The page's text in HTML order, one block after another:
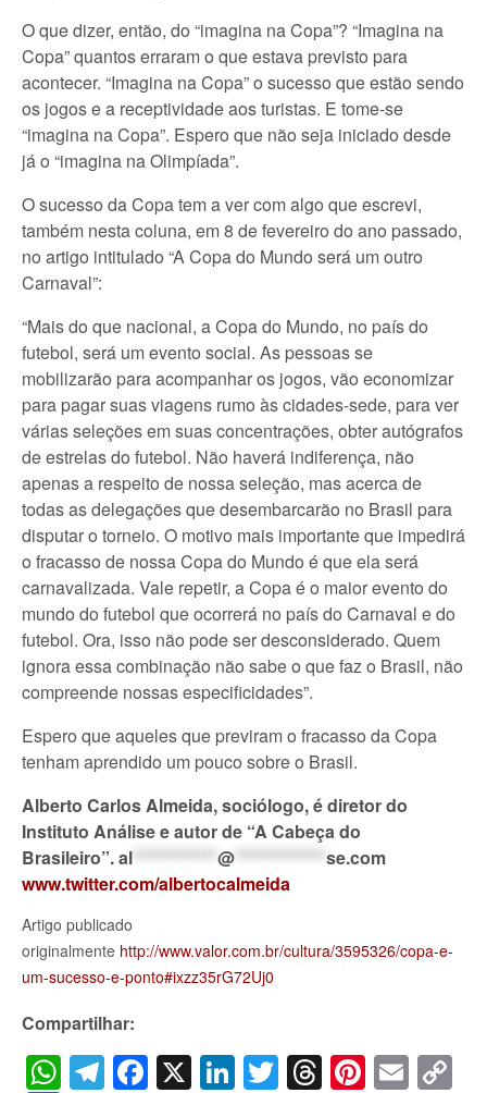
O que dizer, então, do “imagina na Copa”? “Imagina na
Copa” quantos erraram o que estava previsto para
acontecer. “Imagina na Copa” o sucesso que estão sendo
os jogos e a receptividade aos turistas. E tome-se
“imagina na Copa”. Espero que não seja iniciado desde
já o “imagina na Olimpíada”.
O sucesso da Copa tem a ver com algo que escrevi,
também nesta coluna, em 8 de fevereiro do ano passado,
no artigo intitulado “A Copa do Mundo será um outro
Carnaval”:
“Mais do que nacional, a Copa do Mundo, no país do
futebol, será um evento social. As pessoas se
mobilizarão para acompanhar os jogos, vão economizar
para pagar suas viagens rumo às cidades-sede, para ver
várias seleções em suas concentrações, obter autógrafos
de estrelas do futebol. Não haverá indiferença, não
apenas a respeito de nossa seleção, mas acerca de
todas as delegações que desembarcarão no Brasil para
disputar o torneio. O motivo mais importante que impedirá
o fracasso de nossa Copa do Mundo é que ela será
carnavalizada. Vale repetir, a Copa é o maior evento do
mundo do futebol que ocorrerá no país do Carnaval e do
futebol. Ora, isso não pode ser desconsiderado. Quem
ignora essa combinação não sabe o que faz o Brasil, não
compreende nossas especificidades”.
Espero que aqueles que previram o fracasso da Copa
tenham aprendido um pouco sobre o Brasil.
Alberto Carlos Almeida, sociólogo, é diretor do
Instituto Análise e autor de “A Cabeça do
Brasileiro”.al ************* @ ************** se.com
www.twitter.com/albertocalmeida
Artigo publicado
originalmente http://www.valor.com.br/cultura/3595326/copa-e-
um-sucesso-e-ponto#ixzz35rG72Uj0
Compartilhar:
WhatsApp
Telegram
Facebook
X LinkedIn
Twitter
Threads